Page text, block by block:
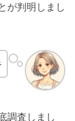
が判明しまし
調査しまし